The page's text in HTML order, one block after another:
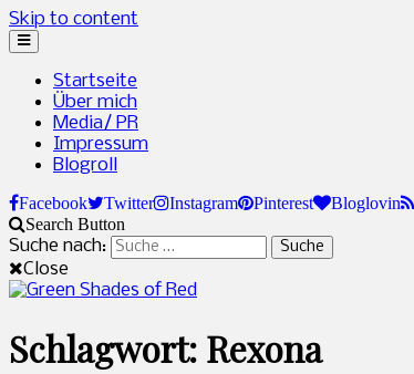
Skip to content
Startseite
Über mich
Media/ PR
Impressum
Blogroll
Facebook Twitter Instagram Pinterest Bloglovin
Search Button
Suche nach:
Close
Green Shades of Red
Naturkosmetik und grünes Leben
Schlagwort: Rexona